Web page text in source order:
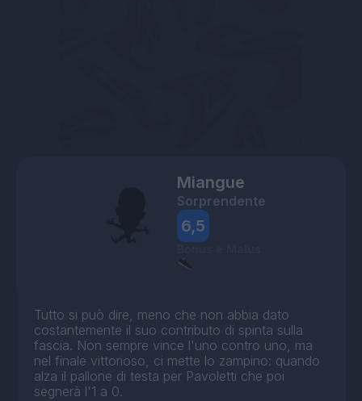
Miangue
Sorprendente
6,5
Tutto si può dire, meno che non abbia dato
costantemente il suo contributo di spinta sulla
fascia. Non sempre vince l'uno contro uno, ma
nel finale vittorioso, ci mette lo zampino: quando
alza il pallone di testa per Pavoletti che poi
segnerà l'1 a 0.